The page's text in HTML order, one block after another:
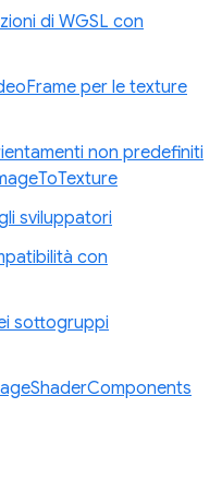
di WGSL con
per le texture
non predefiniti
sviluppatori
con
sottogruppi